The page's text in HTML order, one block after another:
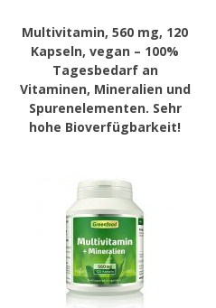
Multivitamin, 560 mg, 120
Kapseln, vegan – 100%
Tagesbedarf an
Vitaminen, Mineralien und
Spurenelementen. Sehr
hohe Bioverfügbarkeit!